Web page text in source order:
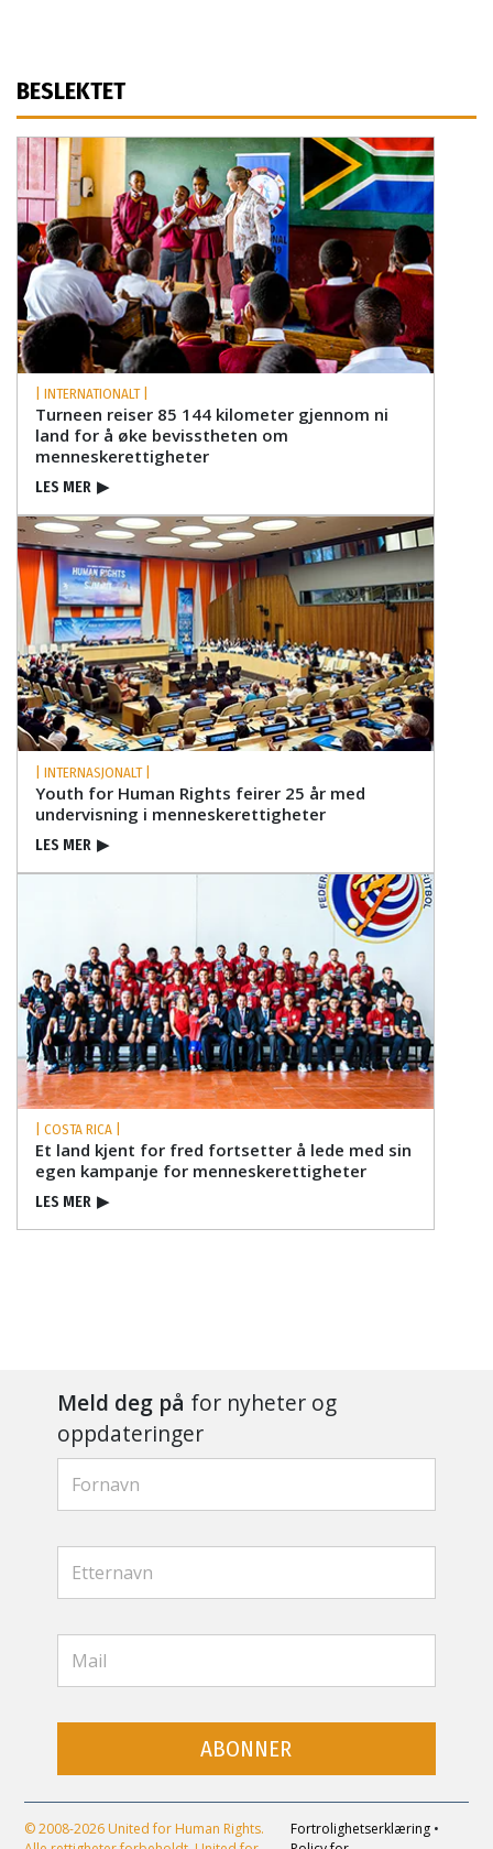
BESLEKTET
| INTERNATIONALT |
Turneen reiser 85 144 kilometer gjennom ni
land for å øke bevisstheten om
menneskerettigheter
LES MER ▶
| INTERNASJONALT |
Youth for Human Rights feirer 25 år med
undervisning i menneskerettigheter
LES MER ▶
| COSTA RICA |
Et land kjent for fred fortsetter å lede med sin
egen kampanje for menneskerettigheter
LES MER ▶
Meld deg på for nyheter og
oppdateringer
ABONNER
© 2008-2026 United for Human Rights.
Fortrolighetserklæring •